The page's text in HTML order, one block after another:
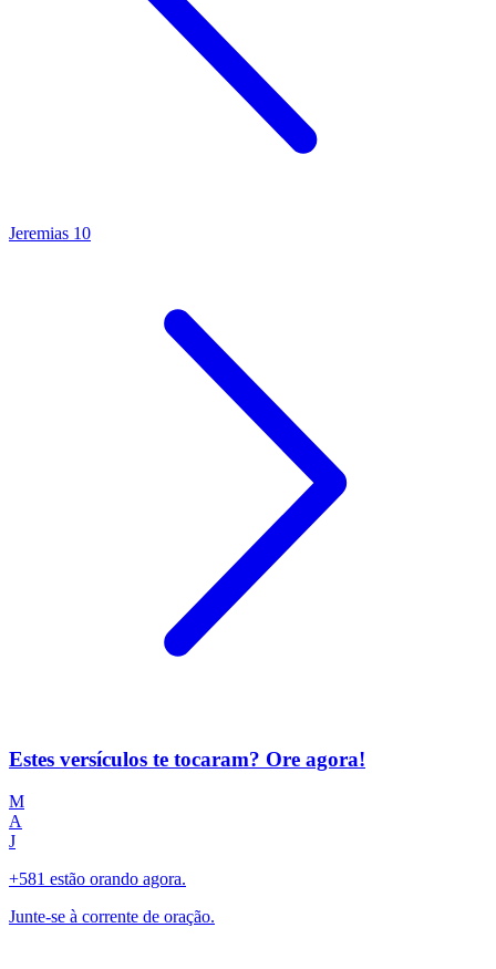
Jeremias 10
Estes versículos te tocaram? Ore agora!
M
A
J
+581 estão orando agora.
Junte-se à corrente de oração.